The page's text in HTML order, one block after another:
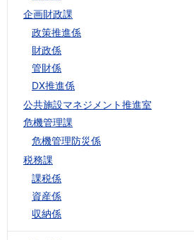
企画財政課
政策推進係
財政係
管財係
DX推進係
公共施設マネジメント推進室
危機管理課
危機管理防災係
税務課
課税係
資産係
収納係